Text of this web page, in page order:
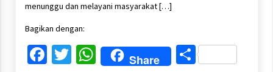
menunggu dan melayani masyarakat […]
Bagikan dengan:
Facebook
Twitter
WhatsApp
Share Share